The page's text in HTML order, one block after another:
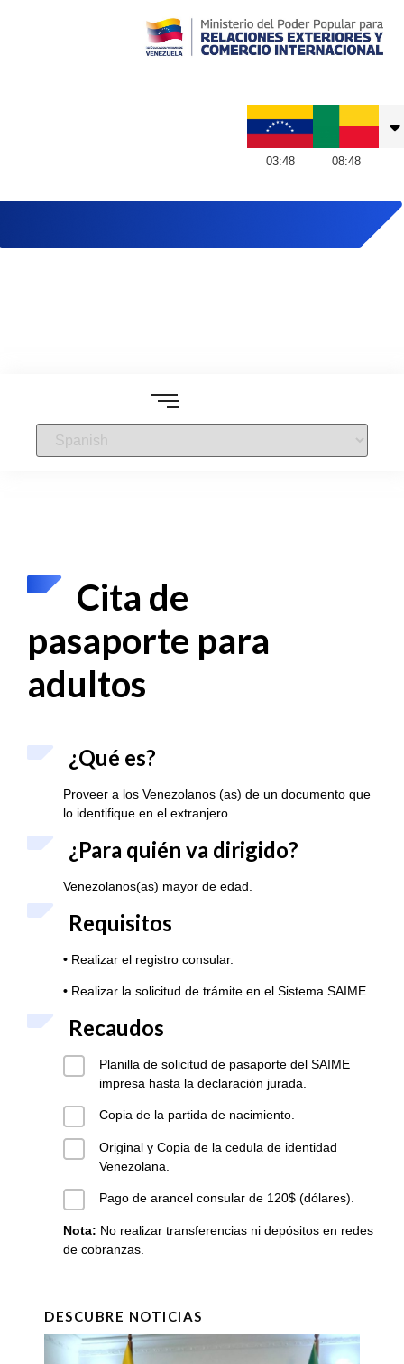
03:48 08:48
Cita de
pasaporte para
adultos
¿Qué es?
Proveer a los Venezolanos (as) de un documento que
lo identifique en el extranjero.
¿Para quién va dirigido?
Venezolanos(as) mayor de edad.
Requisitos
• Realizar el registro consular.
• Realizar la solicitud de trámite en el Sistema SAIME.
Recaudos
Planilla de solicitud de pasaporte del SAIME
impresa hasta la declaración jurada.
Copia de la partida de nacimiento.
Original y Copia de la cedula de identidad
Venezolana.
Pago de arancel consular de 120$ (dólares).
Nota: No realizar transferencias ni depósitos en redes
de cobranzas.
DESCUBRE NOTICIAS